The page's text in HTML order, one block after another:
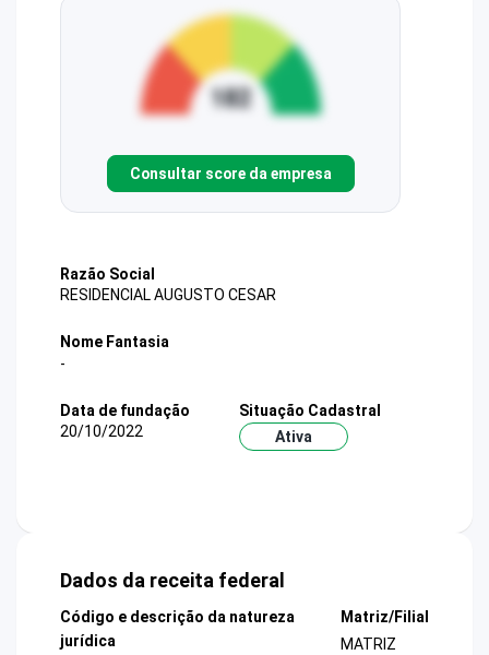
Consultar score da empresa
Razão Social
RESIDENCIAL AUGUSTO CESAR
Nome Fantasia
-
Data de fundação
20/10/2022
Situação Cadastral
Ativa
Dados da receita federal
Código e descrição da natureza
jurídica
Matriz/Filial
MATRIZ